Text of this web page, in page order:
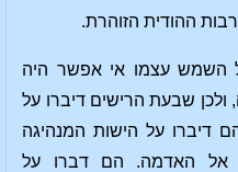
ההודית הזוהרת.
השמש עצמו אי אפשר היה
ולכן שבעת הרישים דיברו על
דיברו על הישות המנהיגה
אל האדמה. הם דברו על